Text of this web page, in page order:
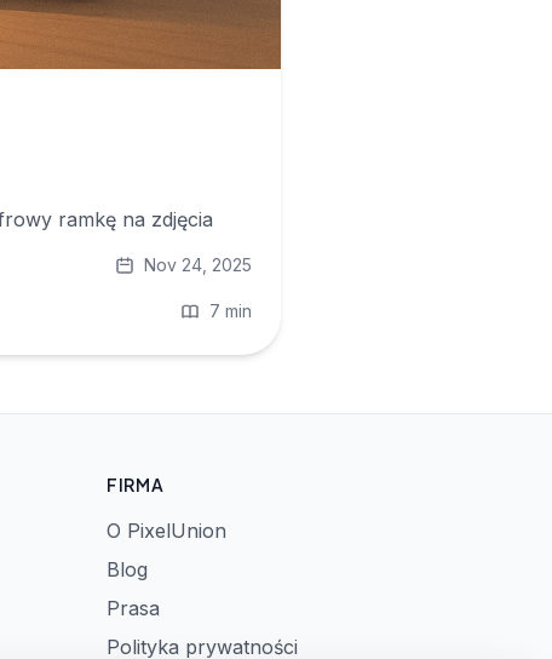
ramkę na zdjęcia
Nov 24, 2025
7 min
FIRMA
O PixelUnion
Blog
Prasa
Polityka prywatności